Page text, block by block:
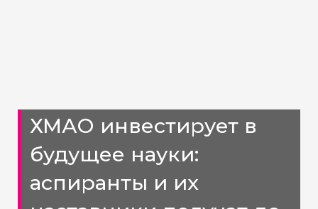
ХМАО инвестирует в
будущее науки:
аспиранты и их